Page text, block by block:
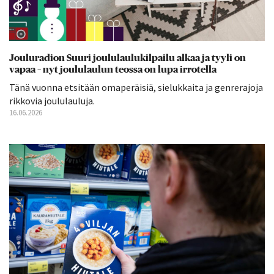
Jouluradion Suuri joululaulukilpailu alkaa ja tyyli on
vapaa – nyt joululaulun teossa on lupa irrotella
Tänä vuonna etsitään omaperäisiä, sielukkaita ja genrerajoja
rikkovia joululauluja.
16.06.2026